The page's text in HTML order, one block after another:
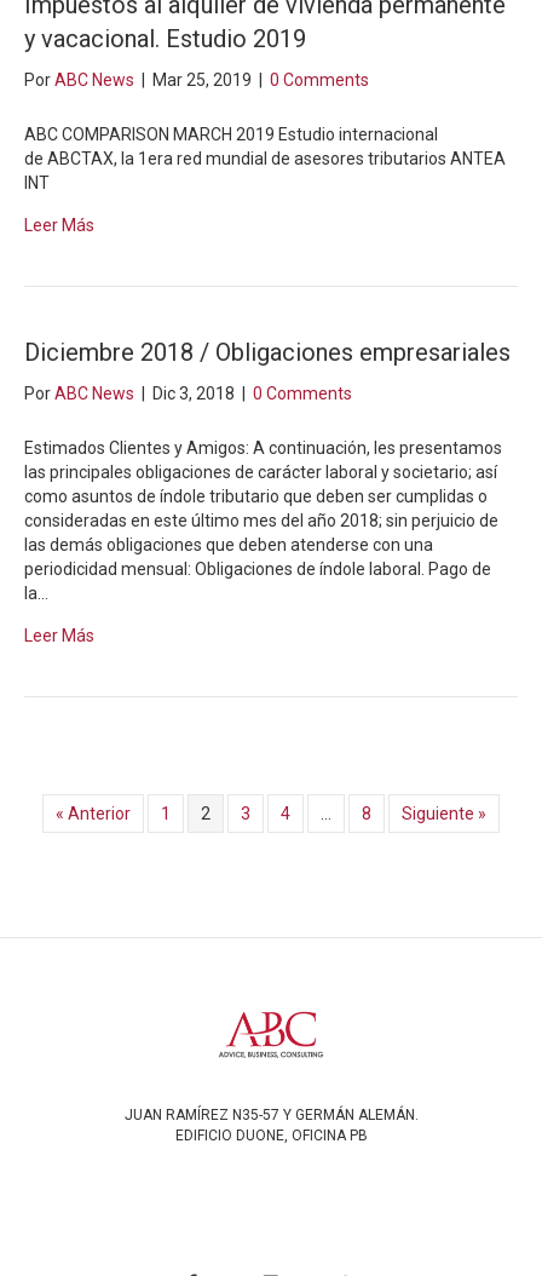
y vacacional. Estudio 2019
PorABC News Mar 25, 2019 0 Comments
ABC COMPARISON MARCH 2019 Estudio internacional
de ABCTAX, la 1era red mundial de asesores tributarios ANTEA
INT
Leer Más
Diciembre 2018 / Obligaciones empresariales
PorABC News Dic 3, 2018 0 Comments
Estimados Clientes y Amigos: A continuación, les presentamos
las principales obligaciones de carácter laboral y societario; así
como asuntos de índole tributario que deben ser cumplidas o
consideradas en este último mes del año 2018; sin perjuicio de
las demás obligaciones que deben atenderse con una
periodicidad mensual: Obligaciones de índole laboral. Pago de
la…
Leer Más
« Anterior 1 2 3 4 8 Siguiente »
JUAN RAMÍREZ N35-57 Y GERMÁN ALEMÁN.
EDIFICIO DUONE, OFICINA PB